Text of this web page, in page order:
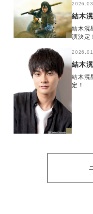
結木
結木滉
演決定！
結木
結木滉
定！